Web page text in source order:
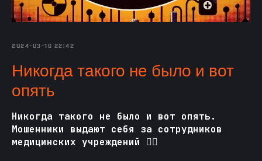
2024-03-16 22:42
Никогда такого не было и вот
опять
Никогда такого не было и вот опять.
Мошенники выдают себя за сотрудников
медицинских учреждений 👨‍⚕️